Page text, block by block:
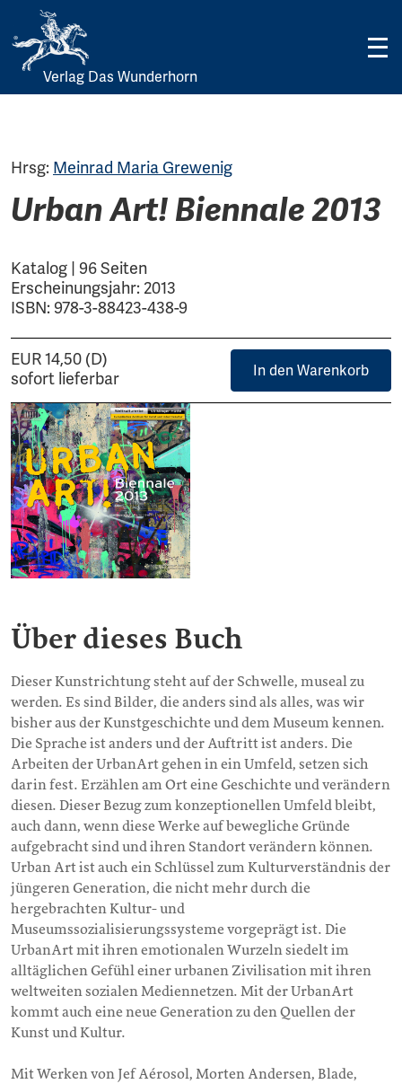
Skip
Verlag Das Wunderhorn
Hrsg: Meinrad Maria Grewenig
Urban Art! Biennale 2013
Katalog | 96 Seiten
Erscheinungsjahr: 2013
ISBN: 978-3-88423-438-9
EUR 14,50 (D)
sofort lieferbar
In den Warenkorb
Über dieses Buch
Dieser Kunstrichtung steht auf der Schwelle, museal zu
werden. Es sind Bilder, die anders sind als alles, was wir
bisher aus der Kunstgeschichte und dem Museum kennen.
Die Sprache ist anders und der Auftritt ist anders. Die
Arbeiten der UrbanArt gehen in ein Umfeld, setzen sich
darin fest. Erzählen am Ort eine Geschichte und verändern
diesen. Dieser Bezug zum konzeptionellen Umfeld bleibt,
auch dann, wenn diese Werke auf bewegliche Gründe
aufgebracht sind und ihren Standort verändern können.
Urban Art ist auch ein Schlüssel zum Kulturverständnis der
jüngeren Generation, die nicht mehr durch die
hergebrachten Kultur- und
Museumssozialisierungssysteme vorgeprägt ist. Die
UrbanArt mit ihren emotionalen Wurzeln siedelt im
alltäglichen Gefühl einer urbanen Zivilisation mit ihren
weltweiten sozialen Mediennetzen. Mit der UrbanArt
kommt auch eine neue Generation zu den Quellen der
Kunst und Kultur.
Mit Werken von Jef Aérosol, Morten Andersen, Blade,